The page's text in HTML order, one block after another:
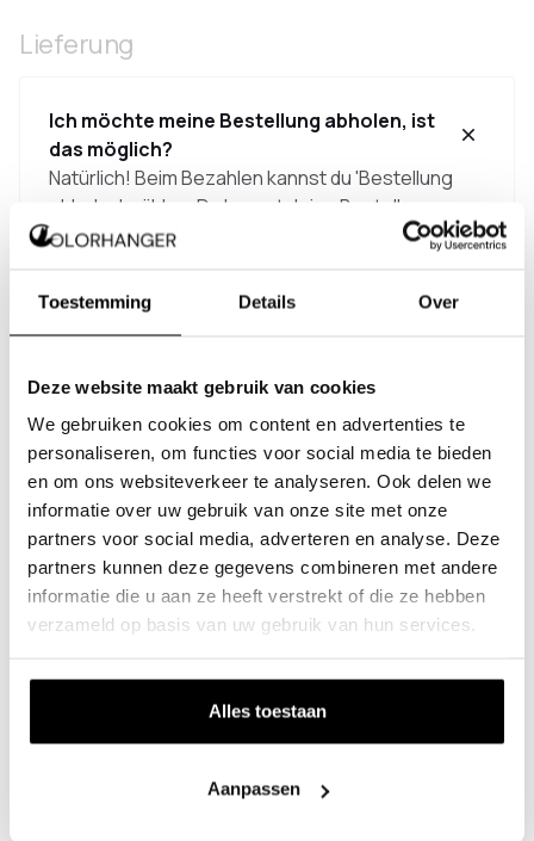
Toestemming Details Over
Deze website maakt gebruik van cookies
We gebruiken cookies om content en advertenties te
personaliseren, om functies voor social media te bieden
en om ons websiteverkeer te analyseren. Ook delen we
informatie over uw gebruik van onze site met onze
partners voor social media, adverteren en analyse. Deze
partners kunnen deze gegevens combineren met andere
informatie die u aan ze heeft verstrekt of die ze hebben
verzameld op basis van uw gebruik van hun services.
Alles toestaan
Aanpassen
Lieferung
Ich möchte meine Bestellung abholen, ist
das möglich?
Natürlich! Beim Bezahlen kannst du 'Bestellung
abholen' wählen. Du kannst deine Bestellung an
unserem Standort in Hooge Zwaluwe abholen. Bei
berechnet.
Wie erhalte ich meine Bestellung so
schnell wie möglich?
Wie erfahre ich, wann ich meine Bestellung
abholen kann?
Ich habe meine Bestellung noch nicht